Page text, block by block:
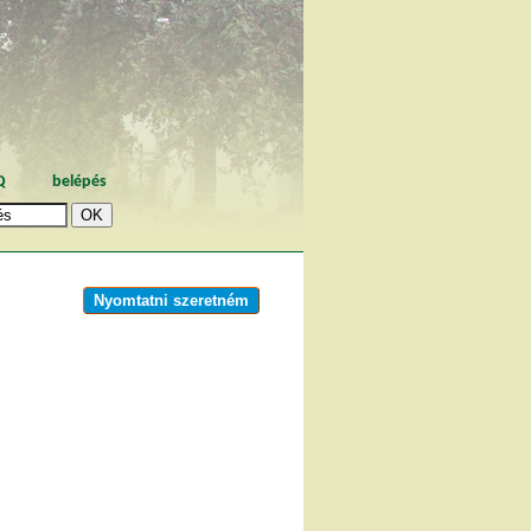
belépés
Nyomtatni szeretném